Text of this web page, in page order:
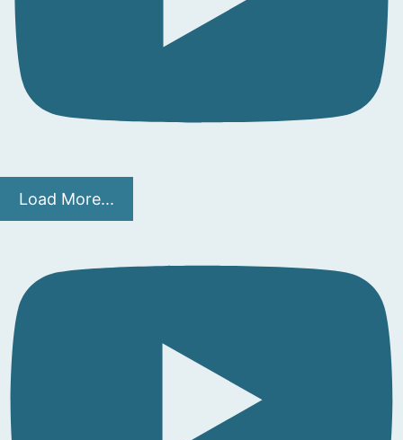
Load More...